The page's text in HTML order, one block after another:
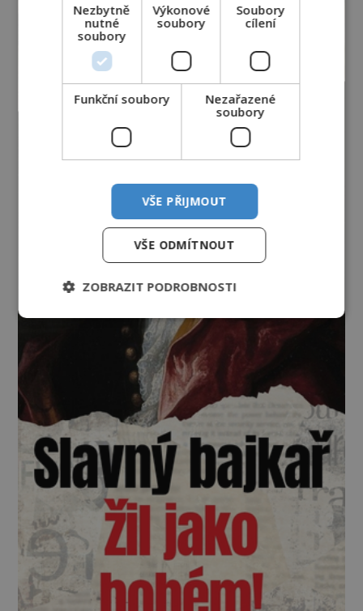
Nezbytně
nutné
soubory
Výkonové
soubory
Soubory
cílení
Funkční soubory
Nezařazené
soubory
VŠE PŘIJMOUT
VŠE ODMÍTNOUT
ZOBRAZIT PODROBNOSTI